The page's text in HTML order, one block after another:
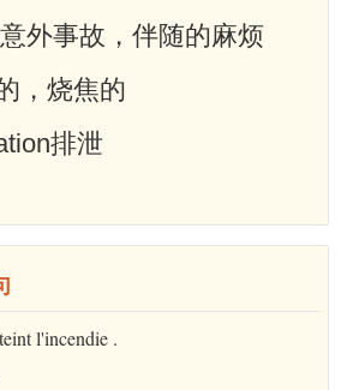
外事故，伴随的麻烦
，烧焦的
排泄
l'incendie .